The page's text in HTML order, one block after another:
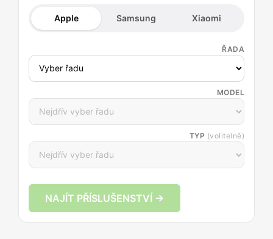
Apple Samsung Xiaomi
ŘADA
MODEL
TYP (volitelně)
NAJÍT PŘÍSLUŠENSTVÍ →